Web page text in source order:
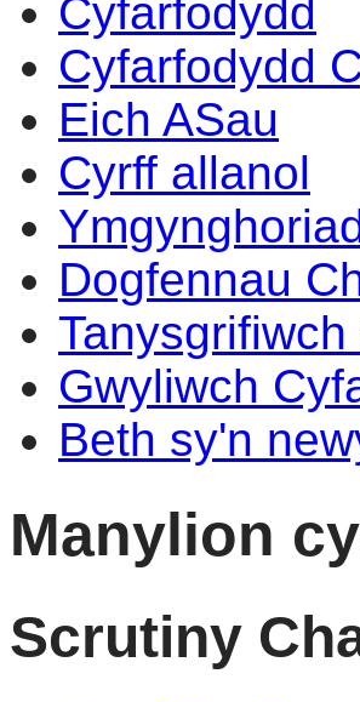
Cyfarfodydd
Cyfarfodydd
Eich ASau
Cyrff allanol
Dogfennau
Gwyliwch
Beth sy'n
Manylion
Scrutiny